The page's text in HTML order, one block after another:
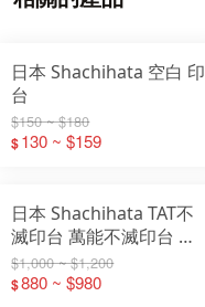
日本 Shachihata 空白 印
台
$150 ~ $180
$130 ~ $159
日本 Shachihata TAT不
滅印台 萬能不滅印台 速
乾 塑料 金屬多用途
ATMN 防水 HCN
$1,000 ~ $1,200
$880 ~ $980